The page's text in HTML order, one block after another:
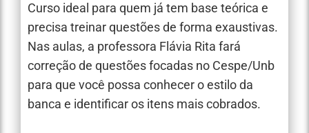
Curso ideal para quem já tem base teórica e
precisa treinar questões de forma exaustivas.
Nas aulas, a professora Flávia Rita fará
correção de questões focadas no Cespe/Unb
para que você possa conhecer o estilo da
banca e identificar os itens mais cobrados.